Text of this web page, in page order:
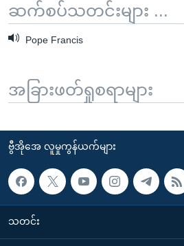
ဆက်စပ်သတင်းများ ...
Pope Francis
အခြားဖတ်ရှုစရာများ
ဗွီအိုအေ လူမှုကွန်ယက်များ
သတင်း